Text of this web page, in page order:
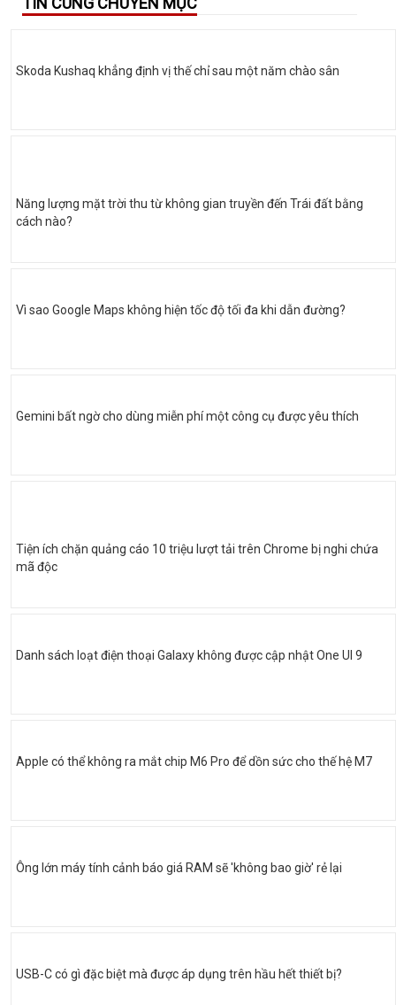
Skoda Kushaq khẳng định vị thế chỉ sau một năm chào sân
Năng lượng mặt trời thu từ không gian truyền đến Trái đất bằng
cách nào?
Vì sao Google Maps không hiện tốc độ tối đa khi dẫn đường?
Gemini bất ngờ cho dùng miễn phí một công cụ được yêu thích
Tiện ích chặn quảng cáo 10 triệu lượt tải trên Chrome bị nghi chứa
mã độc
Danh sách loạt điện thoại Galaxy không được cập nhật One UI 9
Apple có thể không ra mắt chip M6 Pro để dồn sức cho thế hệ M7
Ông lớn máy tính cảnh báo giá RAM sẽ 'không bao giờ' rẻ lại
USB-C có gì đặc biệt mà được áp dụng trên hầu hết thiết bị?